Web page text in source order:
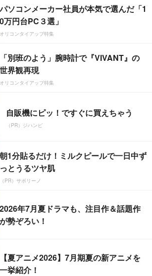
パソコンメーカー社員が本気で選んだ「1
0万円台PC３選」
オリコンタイアップ特集
「別班のよう」腕時計で『VIVANT』の
世界観再現
オリコンタイアップ特集
自販機にピッ！ですぐに買えちゃう
（PR）ジハンピ
朝1分貼るだけ！ミルクピールで一日中ず
っとうるツヤ肌
（PR）サボリーノ
2026年7月夏ドラマも、注目作＆話題作
が勢ぞろい！
【夏アニメ2026】7月期夏の新アニメを
一挙紹介！